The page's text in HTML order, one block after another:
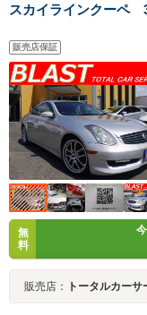
スカイラインクーペ
販売店保証
無
料
販売店： トータルカー